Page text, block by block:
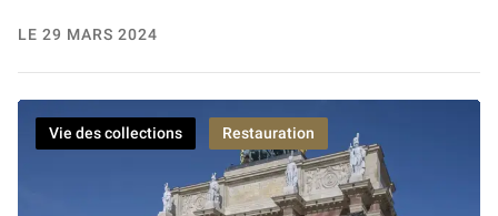
LE 29 MARS 2024
Vie des collections Restauration